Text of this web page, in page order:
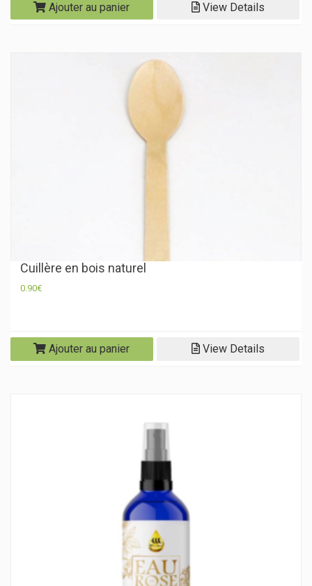
Ajouter au panier View Details
Cuillère en bois naturel
0.90€
Ajouter au panier View Details